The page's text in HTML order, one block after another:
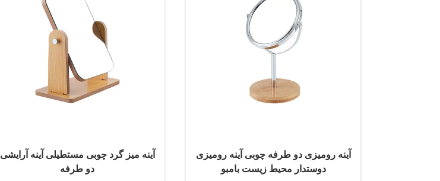
آینه رومیزی دو طرفه چوبی آینه رومیزی
دوستدار محیط زیست بامبو
آینه میز گرد چوبی مستطیلی آینه آرایشی
دو طرفه